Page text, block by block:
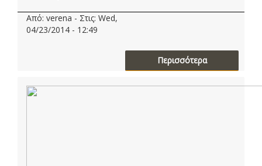
Από: verena - Στις: Wed,
04/23/2014 - 12:49
Περισσότερα